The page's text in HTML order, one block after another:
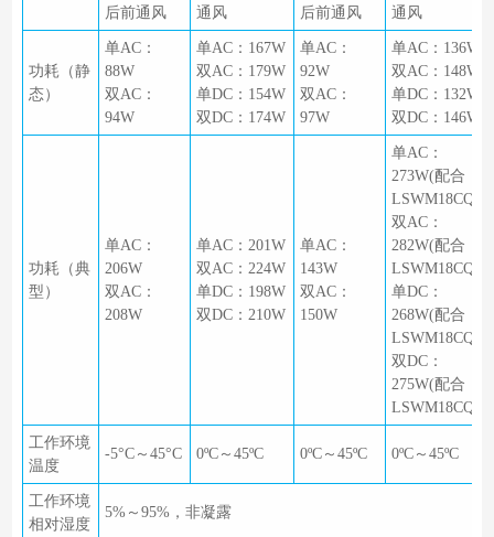
后前通风
通风
后前通风
通风
功耗（静
态）
单AC：
88W
双AC：
94W
单AC：167W
双AC：179W
单DC：154W
双DC：174W
单AC：
92W
双AC：
97W
单AC：136W
双AC：148W
单DC：132W
双DC：146W
功耗（典
型）
单AC：
206W
双AC：
208W
单AC：201W
双AC：224W
单DC：198W
双DC：210W
单AC：
143W
双AC：
150W
单AC：
273W(配合
LSWM18CQ)
双AC：
282W(配合
LSWM18CQ)
单DC：
268W(配合
LSWM18CQ)
双DC：
275W(配合
LSWM18CQ)
工作环境
温度
-5°C～45°C 0ºC～45ºC 0ºC～45ºC 0ºC～45ºC
工作环境
相对湿度
5%～95%，非凝露